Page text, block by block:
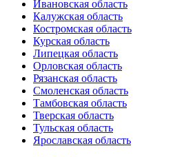
Ивановская область
Калужская область
Костромская область
Курская область
Липецкая область
Орловская область
Рязанская область
Смоленская область
Тамбовская область
Тверская область
Тульская область
Ярославская область